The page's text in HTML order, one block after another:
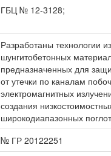
ГБЦ № 12-3128;
Разработаны технологии
шунгитобетонных
предназначенных для
от утечки по каналам
электромагнитных
создания
широкодиапазонных
№ ГР 20122251